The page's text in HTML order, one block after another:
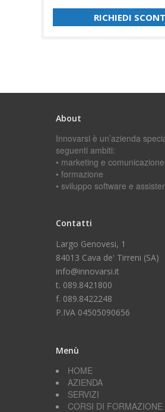
About
Innovarsi è un’azienda
seguenti ambiti:
• marketing e comunicazione
• formazione
• sviluppo software e
Contatti
Largo Genovesi, 1
84013 Cava de' Tirreni (SA)
info@innovarsi.it
t. 089.8421800
f. 089.8422248
P.IVA 04505090656
Menù
HOME
AZIENDA
SERVIZI
CORSI DI FORMAZIONE